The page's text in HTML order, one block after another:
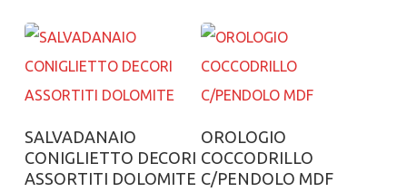
Aggiungi al carrello
SALVADANAIO
CONIGLIETTO DECORI
ASSORTITI DOLOMITE
Aggiungi al carrello
OROLOGIO
COCCODRILLO
C/PENDOLO MDF